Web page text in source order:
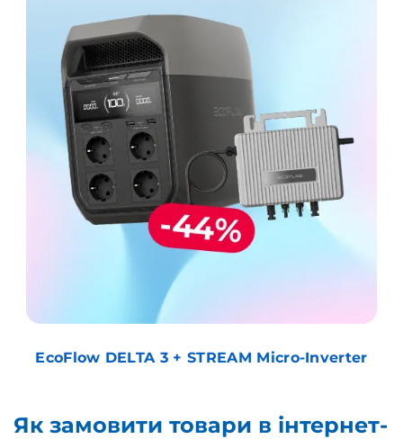
EcoFlow DELTA 3 + STREAM Micro-Inverter
Як замовити товари в інтернет-